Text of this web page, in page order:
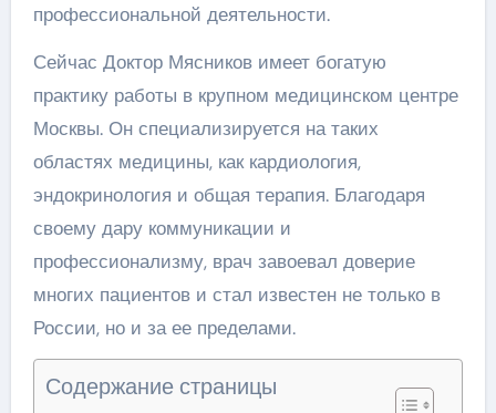
профессиональной деятельности.
Сейчас Доктор Мясников имеет богатую
практику работы в крупном медицинском центре
Москвы. Он специализируется на таких
областях медицины, как кардиология,
эндокринология и общая терапия. Благодаря
своему дару коммуникации и
профессионализму, врач завоевал доверие
многих пациентов и стал известен не только в
России, но и за ее пределами.
Содержание страницы